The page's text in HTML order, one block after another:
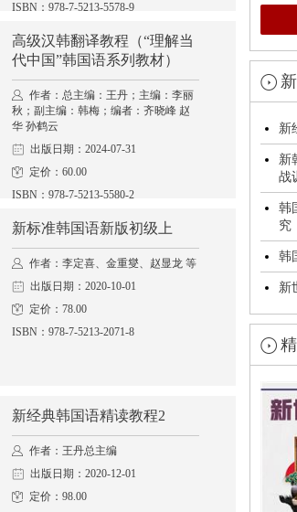
新
新
战
韩
究
韩
新
ISBN：978-7-5213-5578-9
高级汉韩翻译教程（“理解当
代中国”韩国语系列教材）
作者：总主编：王丹；主编：李丽
秋；副主编：韩梅；编者：齐晓峰 赵
华 孙鹤云
出版日期：2024-07-31
定价：60.00
ISBN：978-7-5213-5580-2
新标准韩国语新版初级上
作者：李定喜、金重燮、赵显龙 等
出版日期：2020-10-01
定价：78.00
ISBN：978-7-5213-2071-8
新经典韩国语精读教程2
作者：王丹总主编
出版日期：2020-12-01
定价：98.00